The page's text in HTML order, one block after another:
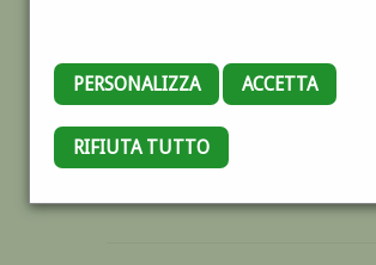
PERSONALIZZA ACCETTA
RIFIUTA TUTTO